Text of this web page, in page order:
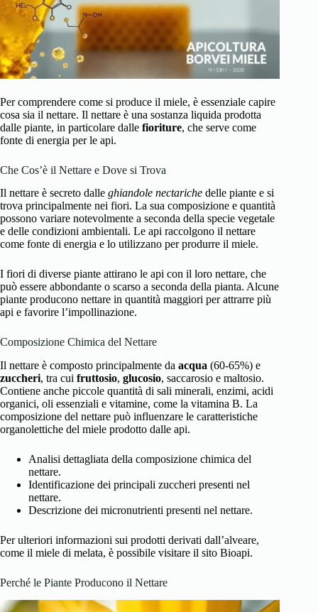
Per comprendere come si produce il miele, è essenziale capire
cosa sia il nettare. Il nettare è una sostanza liquida prodotta
dalle piante, in particolare dalle fioriture, che serve come
fonte di energia per le api.
Che Cos’è il Nettare e Dove si Trova
Il nettare è secreto dalle ghiandole nectariche delle piante e si
trova principalmente nei fiori. La sua composizione e quantità
possono variare notevolmente a seconda della specie vegetale
e delle condizioni ambientali. Le api raccolgono il nettare
come fonte di energia e lo utilizzano per produrre il miele.
I fiori di diverse piante attirano le api con il loro nettare, che
può essere abbondante o scarso a seconda della pianta. Alcune
piante producono nettare in quantità maggiori per attrarre più
api e favorire l’impollinazione.
Composizione Chimica del Nettare
Il nettare è composto principalmente da acqua (60-65%) e
zuccheri, tra cui fruttosio, glucosio, saccarosio e maltosio.
Contiene anche piccole quantità di sali minerali, enzimi, acidi
organici, oli essenziali e vitamine, come la vitamina B. La
composizione del nettare può influenzare le caratteristiche
organolettiche del miele prodotto dalle api.
Analisi dettagliata della composizione chimica del
nettare.
Identificazione dei principali zuccheri presenti nel
nettare.
Descrizione dei micronutrienti presenti nel nettare.
Per ulteriori informazioni sui prodotti derivati dall’alveare,
come il miele di melata, è possibile visitare il sito Bioapi.
Perché le Piante Producono il Nettare